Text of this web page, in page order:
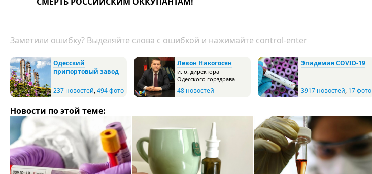
Заметили ошибку? Выделяйте слова с ошибкой и нажимайте control-enter
Одесский
припортовый завод
237 новостей,494 фото
Левон Никогосян
и. о. директора
Одесского горздрава
48 новостей
Эпидемия COVID-19
3917 новостей, 17 фото
Новости по этой теме: